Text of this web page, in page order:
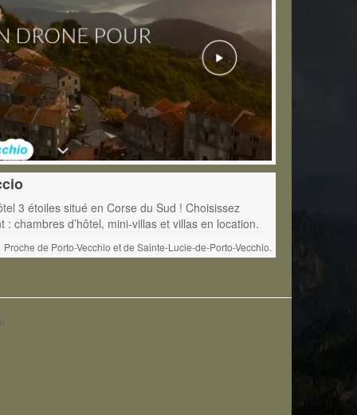
3 étoiles situé en Corse du Sud ! Choisissez
: chambres d’hôtel, mini-villas et villas en location.
Proche de Porto-Vecchio et de Sainte-Lucie-de-Porto-Vecchio.